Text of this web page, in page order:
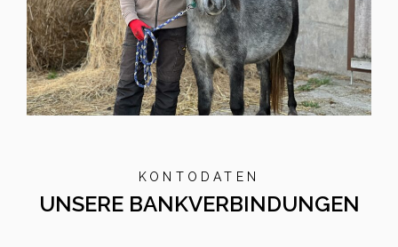
KONTODATEN
UNSERE BANKVERBINDUNGEN